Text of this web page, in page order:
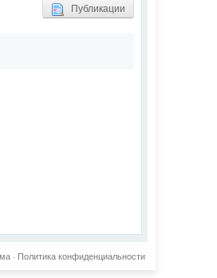
Публикации
Политика конфиденциальности
·